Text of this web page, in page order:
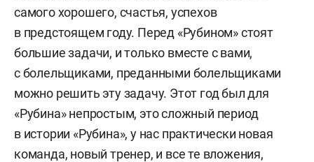
самого хорошего, счастья, успехов
в предстоящем году. Перед «Рубином» стоят
большие задачи, и только вместе с вами,
с болельщиками, преданными болельщиками
можно решить эту задачу. Этот год был для
«Рубина» непростым, это сложный период
в истории «Рубина», у нас практически новая
команда, новый тренер, и все те вложения,